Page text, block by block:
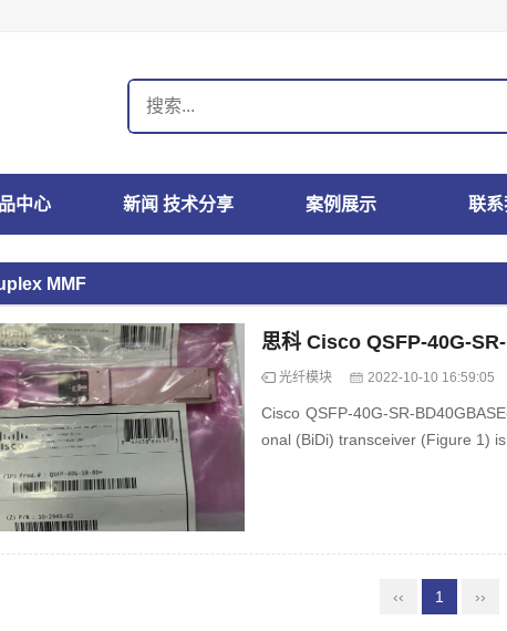
中心 新闻 技术分享 案例展示 联系
MMF
思科 Cisco QSFP-40G-
光纤模块 2022-10-10 16:59:05
Cisco QSFP-40G-SR-
onal (BiDi) transceiver (Figure 1)
‹‹ 1 ››